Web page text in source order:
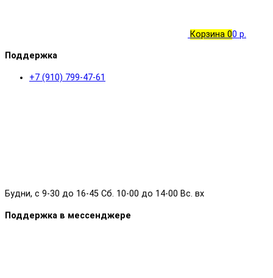
Корзина 00 р.
Поддержка
+7 (910) 799-47-61
Будни, с 9-30 до 16-45 Сб. 10-00 до 14-00 Вс. вх
Поддержка в мессенджере